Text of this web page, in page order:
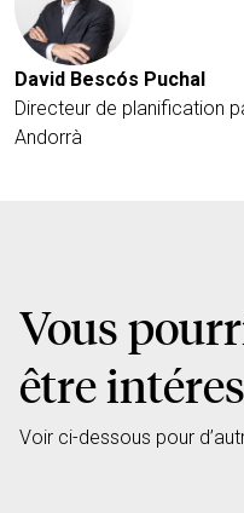
David Bescós Puchal
Directeur de planification
Andorrà
Vous
être
Voir ci-dessous pour